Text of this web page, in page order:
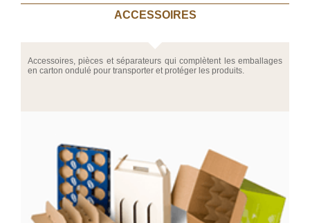
ACCESSOIRES
Accessoires, pièces et séparateurs qui complètent les emballages
en carton ondulé pour transporter et protéger les produits.